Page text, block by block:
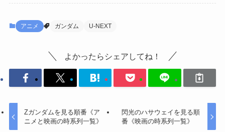
アニメ ガンダム U-NEXT
よかったらシェアしてね！
Ζガンダムを見る順番《ア
ニメと映画の時系列一覧》
閃光のハサウェイを見る順
番《映画の時系列一覧》